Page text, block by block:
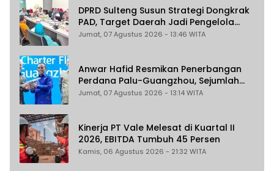
DPRD Sulteng Susun Strategi Dongkrak
PAD, Target Daerah Jadi Pengelola
Sekaligus Penghasil
Jumat, 07 Agustus 2026 - 13:46 WITA
Anwar Hafid Resmikan Penerbangan
Perdana Palu-Guangzhou, Sejumlah
Maskapai Jajaki Rute Malaysia dan
Jumat, 07 Agustus 2026 - 13:14 WITA
Kinerja PT Vale Melesat di Kuartal II
2026, EBITDA Tumbuh 45 Persen
Kamis, 06 Agustus 2026 - 21:32 WITA